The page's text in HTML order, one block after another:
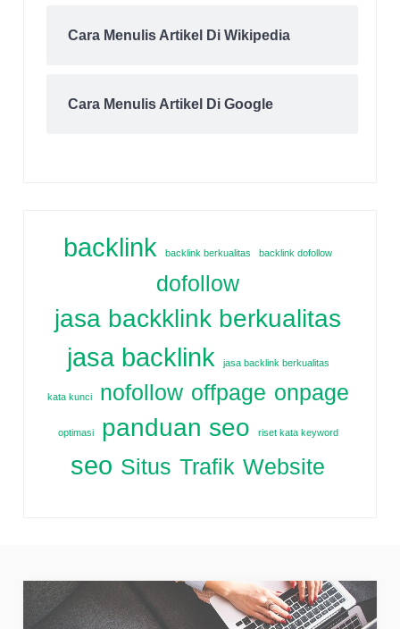
Cara Menulis Artikel Di Wikipedia
Cara Menulis Artikel Di Google
backlink backlink berkualitas backlink dofollow
dofollow
jasa backklink berkualitas
jasa backlink jasa backlink berkualitas
kata kunci nofollow offpage onpage
optimasi panduan seo riset kata keyword
seo Situs Trafik Website